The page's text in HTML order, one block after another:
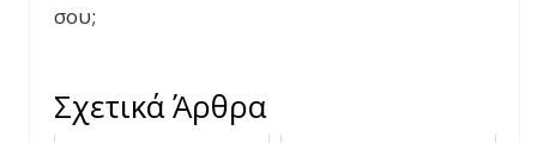
σου;
Σχετικά Άρθρα